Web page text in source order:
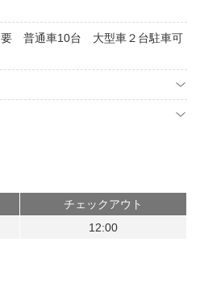
普通車10台 大型車２台駐車可
チェックアウト
12:00